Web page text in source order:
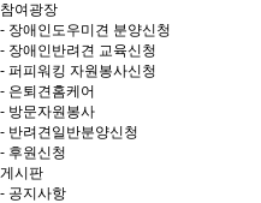
참여광장
- 장애인도우미견 분양신청
- 장애인반려견 교육신청
- 퍼피워킹 자원봉사신청
- 은퇴견홈케어
- 방문자원봉사
- 반려견일반분양신청
- 후원신청
게시판
- 공지사항